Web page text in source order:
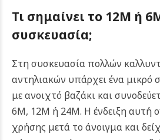
Τι σημαίνει το 12M ή
συσκευασία;
Στη συσκευασία πολλών
αντηλιακών υπάρχει ένα μικρό
με ανοιχτό βαζάκι και
6M, 12M ή 24M. Η ένδειξη αυτή
χρήσης μετά το άνοιγμα και